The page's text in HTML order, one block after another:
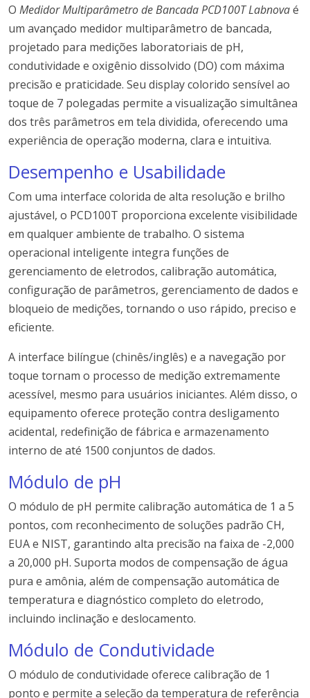
O Medidor Multiparâmetro de Bancada PCD100T Labnovaé
um avançado medidor multiparâmetro de bancada,
projetado para medições laboratoriais de pH,
condutividade e oxigênio dissolvido (DO) com máxima
precisão e praticidade. Seu display colorido sensível ao
toque de 7 polegadas permite a visualização simultânea
dos três parâmetros em tela dividida, oferecendo uma
experiência de operação moderna, clara e intuitiva.
Desempenho e Usabilidade
Com uma interface colorida de alta resolução e brilho
ajustável, o PCD100T proporciona excelente visibilidade
em qualquer ambiente de trabalho. O sistema
operacional inteligente integra funções de
gerenciamento de eletrodos, calibração automática,
configuração de parâmetros, gerenciamento de dados e
bloqueio de medições, tornando o uso rápido, preciso e
eficiente.
A interface bilíngue (chinês/inglês) e a navegação por
toque tornam o processo de medição extremamente
acessível, mesmo para usuários iniciantes. Além disso, o
equipamento oferece proteção contra desligamento
acidental, redefinição de fábrica e armazenamento
interno de até 1500 conjuntos de dados.
Módulo de pH
O módulo de pH permite calibração automática de 1 a 5
pontos, com reconhecimento de soluções padrão CH,
EUA e NIST, garantindo alta precisão na faixa de -2,000
a 20,000 pH. Suporta modos de compensação de água
pura e amônia, além de compensação automática de
temperatura e diagnóstico completo do eletrodo,
incluindo inclinação e deslocamento.
Módulo de Condutividade
O módulo de condutividade oferece calibração de 1
ponto e permite a seleção da temperatura de referência